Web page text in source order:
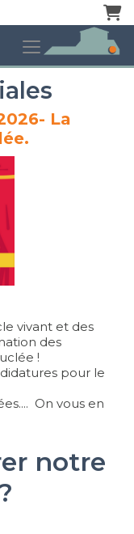
La
vivant et des
des
!
pour le
On vous en
notre